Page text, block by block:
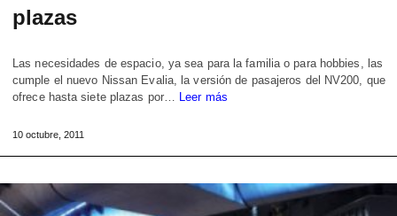
plazas
Las necesidades de espacio, ya sea para la familia o para hobbies, las
cumple el nuevo Nissan Evalia, la versión de pasajeros del NV200, que
ofrece hasta siete plazas por…
Leer más
10 octubre, 2011